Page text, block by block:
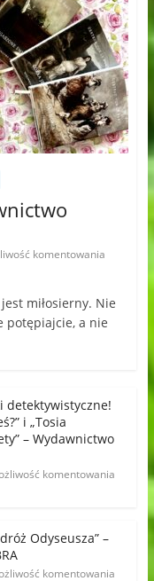
komentowania
miłosierny. Nie
potępiajcie, a nie
detektywistyczne!
i „Tosia
– Wydawnictwo
komentowania
Odyseusza” –
komentowania